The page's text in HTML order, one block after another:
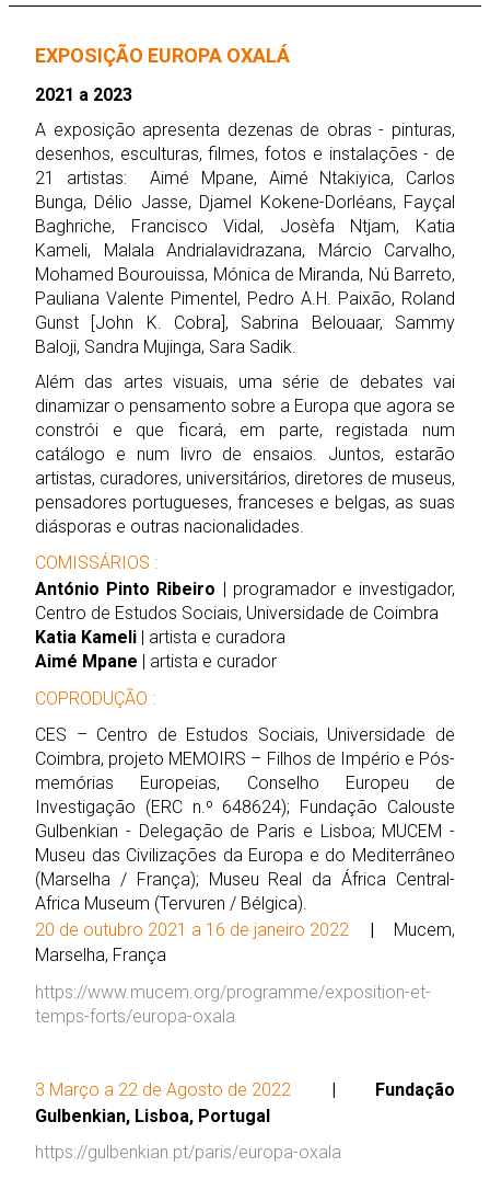
EXPOSIÇÃO EUROPA OXALÁ
2021 a 2023
A exposição apresenta dezenas de obras - pinturas,
desenhos, esculturas, filmes, fotos e instalações - de
21 artistas: Aimé Mpane, Aimé Ntakiyica, Carlos
Bunga, Délio Jasse, Djamel Kokene-Dorléans, Fayçal
Baghriche, Francisco Vidal, Josèfa Ntjam, Katia
Kameli, Malala Andrialavidrazana, Márcio Carvalho,
Mohamed Bourouissa, Mónica de Miranda, Nú Barreto,
Pauliana Valente Pimentel, Pedro A.H. Paixão, Roland
Gunst [John K. Cobra], Sabrina Belouaar, Sammy
Baloji, Sandra Mujinga, Sara Sadik.
Além das artes visuais, uma série de debates vai
dinamizar o pensamento sobre a Europa que agora se
constrói e que ficará, em parte, registada num
catálogo e num livro de ensaios. Juntos, estarão
artistas, curadores, universitários, diretores de museus,
pensadores portugueses, franceses e belgas, as suas
diásporas e outras nacionalidades.
COMISSÁRIOS :
António Pinto Ribeiro | programador e investigador,
Centro de Estudos Sociais, Universidade de Coimbra
Katia Kameli | artista e curadora
Aimé Mpane | artista e curador
COPRODUÇÃO :
CES – Centro de Estudos Sociais, Universidade de
Coimbra, projeto MEMOIRS – Filhos de Império e Pós-
memórias Europeias, Conselho Europeu de
Investigação (ERC n.º 648624); Fundação Calouste
Gulbenkian - Delegação de Paris e Lisboa; MUCEM -
Museu das Civilizações da Europa e do Mediterrâneo
(Marselha / França); Museu Real da África Central-
Africa Museum (Tervuren / Bélgica).
20 de outubro 2021 a 16 de janeiro 2022 | Mucem,
Marselha, França
https://www.mucem.org/programme/exposition-et-
temps-forts/europa-oxala
3 Março a 22 de Agosto de 2022 | Fundação
Gulbenkian, Lisboa, Portugal
https://gulbenkian.pt/paris/europa-oxala